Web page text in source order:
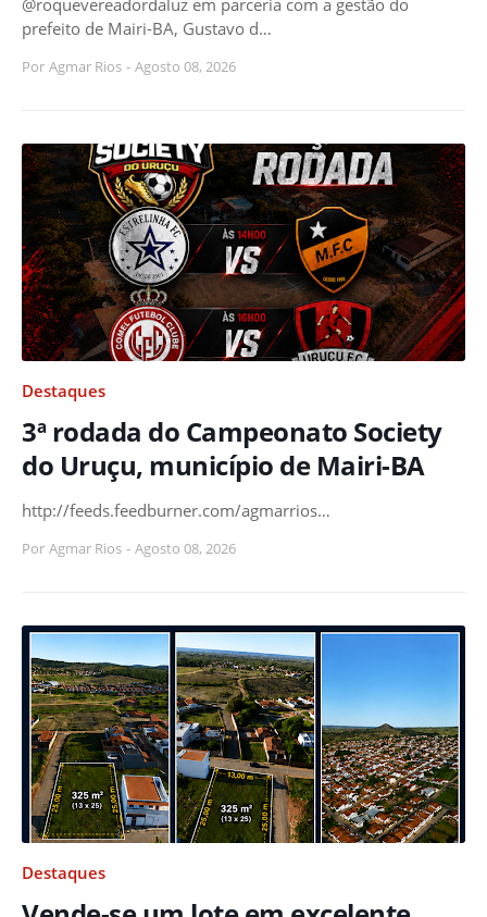
prefeito de Mairi-BA, Gustavo d…
Por Agmar Rios - Agosto 08, 2026
Destaques
3ª rodada do Campeonato Society
do Uruçu, município de Mairi-BA
http://feeds.feedburner.com/agmarrios…
Por Agmar Rios - Agosto 08, 2026
Destaques